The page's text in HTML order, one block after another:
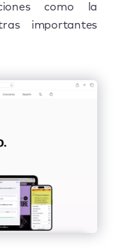
como la
importantes